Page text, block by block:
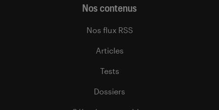
Nos contenus
Nos flux RSS
Articles
Tests
Dossiers